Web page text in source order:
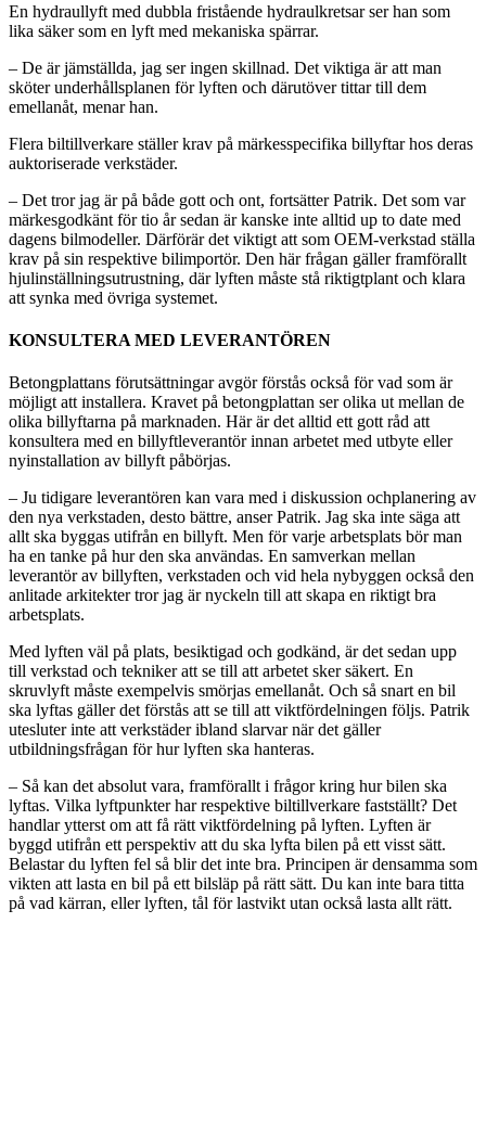
En hydraullyft med dubbla fristående hydraulkretsar ser han som
lika säker som en lyft med mekaniska spärrar.
– De är jämställda, jag ser ingen skillnad. Det viktiga är att man
sköter underhållsplanen för lyften och därutöver tittar till dem
emellanåt, menar han.
Flera biltillverkare ställer krav på märkesspecifika billyftar hos deras
auktoriserade verkstäder.
– Det tror jag är på både gott och ont, fortsätter Patrik. Det som var
märkesgodkänt för tio år sedan är kanske inte alltid up to date med
dagens bilmodeller. Därförär det viktigt att som OEM-verkstad ställa
krav på sin respektive bilimportör. Den här frågan gäller framförallt
hjulinställningsutrustning, där lyften måste stå riktigtplant och klara
att synka med övriga systemet.
KONSULTERA MED LEVERANTÖREN
Betongplattans förutsättningar avgör förstås också för vad som är
möjligt att installera. Kravet på betongplattan ser olika ut mellan de
olika billyftarna på marknaden. Här är det alltid ett gott råd att
konsultera med en billyftleverantör innan arbetet med utbyte eller
nyinstallation av billyft påbörjas.
– Ju tidigare leverantören kan vara med i diskussion ochplanering av
den nya verkstaden, desto bättre, anser Patrik. Jag ska inte säga att
allt ska byggas utifrån en billyft. Men för varje arbetsplats bör man
ha en tanke på hur den ska användas. En samverkan mellan
leverantör av billyften, verkstaden och vid hela nybyggen också den
anlitade arkitekter tror jag är nyckeln till att skapa en riktigt bra
arbetsplats.
Med lyften väl på plats, besiktigad och godkänd, är det sedan upp
till verkstad och tekniker att se till att arbetet sker säkert. En
skruvlyft måste exempelvis smörjas emellanåt. Och så snart en bil
ska lyftas gäller det förstås att se till att viktfördelningen följs. Patrik
utesluter inte att verkstäder ibland slarvar när det gäller
utbildningsfrågan för hur lyften ska hanteras.
– Så kan det absolut vara, framförallt i frågor kring hur bilen ska
lyftas. Vilka lyftpunkter har respektive biltillverkare fastställt? Det
handlar ytterst om att få rätt viktfördelning på lyften. Lyften är
byggd utifrån ett perspektiv att du ska lyfta bilen på ett visst sätt.
Belastar du lyften fel så blir det inte bra. Principen är densamma som
vikten att lasta en bil på ett bilsläp på rätt sätt. Du kan inte bara titta
på vad kärran, eller lyften, tål för lastvikt utan också lasta allt rätt.